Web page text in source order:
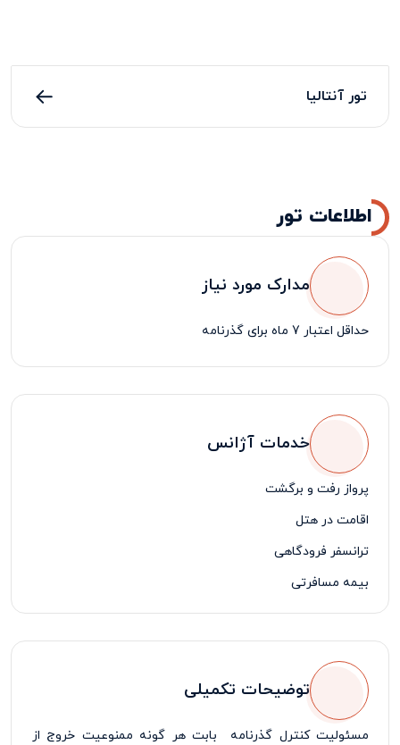
تور آنتالیا
اطلاعات تور
مدارک مورد نیاز
حداقل اعتبار 7 ماه برای گذرنامه
خدمات آژانس
پرواز رفت و برگشت
اقامت در هتل
ترانسفر فرودگاهی
بیمه مسافرتی
لیدر فارسی زبان
توضیحات تکمیلی
مسئولیت کنترل گذرنامه بابت هر گونه ممنوعیت خروج از